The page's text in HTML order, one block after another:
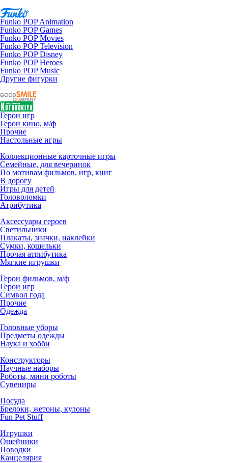
Funko POP Animation
Funko POP Games
Funko POP Movies
Funko POP Television
Funko POP Disney
Funko POP Heroes
Funko POP Music
Другие фигурки
Герои игр
Герои кино, м/ф
Прочие
Настольные игры
Коллекционные карточные игры
Семейные, для вечеринок
По мотивам фильмов, игр, книг
В дорогу
Игры для детей
Головоломки
Атрибутика
Аксессуары героев
Светильники
Плакаты, значки, наклейки
Сумки, кошельки
Прочая атрибутика
Мягкие игрушки
Герои фильмов, м/ф
Герои игр
Символ года
Прочие
Одежда
Головные уборы
Предметы одежды
Наука и хобби
Конструкторы
Научные наборы
Роботы, мини роботы
Сувениры
Посуда
Брелоки, жетоны, кулоны
Fun Pet Stuff
Игрушки
Ошейники
Поводки
Канцелярия